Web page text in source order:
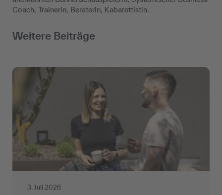
Coach, Trainerin, Beraterin, Kabarettistin.
Weitere Beiträge
3. Juli 2026